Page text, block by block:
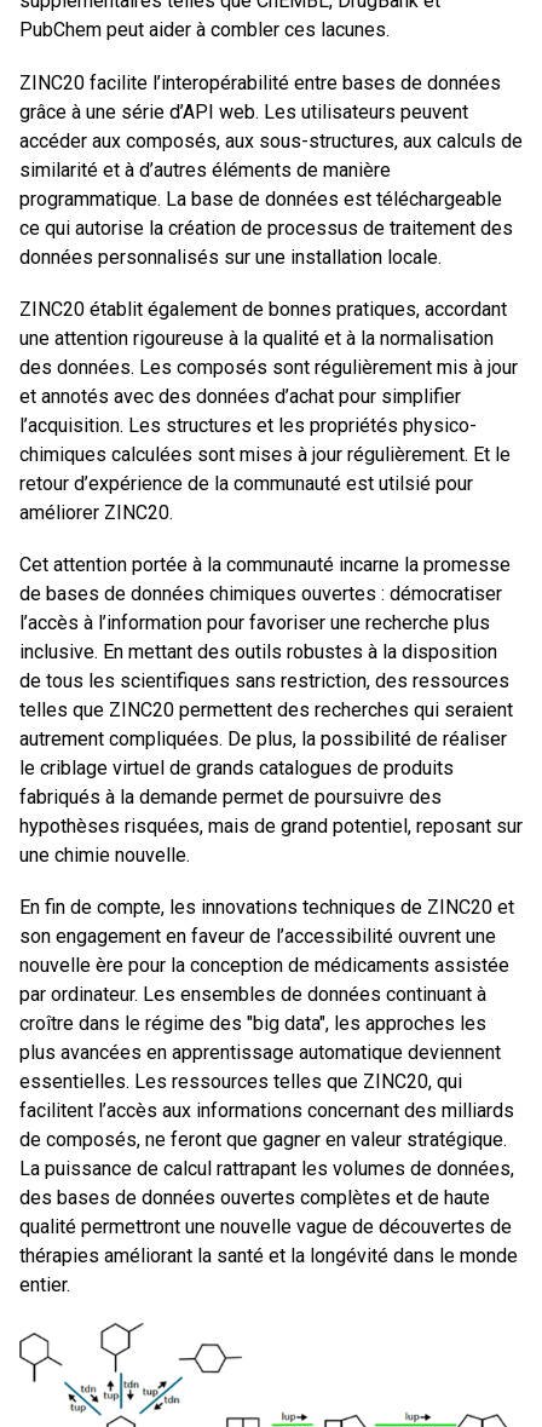
PubChem peut aider à combler ces lacunes.
ZINC20 facilite l’interopérabilité entre bases de données
grâce à une série d’API web. Les utilisateurs peuvent
accéder aux composés, aux sous-structures, aux calculs de
similarité et à d’autres éléments de manière
programmatique. La base de données est téléchargeable
ce qui autorise la création de processus de traitement des
données personnalisés sur une installation locale.
ZINC20 établit également de bonnes pratiques, accordant
une attention rigoureuse à la qualité et à la normalisation
des données. Les composés sont régulièrement mis à jour
et annotés avec des données d’achat pour simplifier
l’acquisition. Les structures et les propriétés physico-
chimiques calculées sont mises à jour régulièrement. Et le
retour d’expérience de la communauté est utilsié pour
améliorer ZINC20.
Cet attention portée à la communauté incarne la promesse
de bases de données chimiques ouvertes : démocratiser
l’accès à l’information pour favoriser une recherche plus
inclusive. En mettant des outils robustes à la disposition
de tous les scientifiques sans restriction, des ressources
telles que ZINC20 permettent des recherches qui seraient
autrement compliquées. De plus, la possibilité de réaliser
le criblage virtuel de grands catalogues de produits
fabriqués à la demande permet de poursuivre des
hypothèses risquées, mais de grand potentiel, reposant sur
une chimie nouvelle.
En fin de compte, les innovations techniques de ZINC20 et
son engagement en faveur de l’accessibilité ouvrent une
nouvelle ère pour la conception de médicaments assistée
par ordinateur. Les ensembles de données continuant à
croître dans le régime des "big data", les approches les
plus avancées en apprentissage automatique deviennent
essentielles. Les ressources telles que ZINC20, qui
facilitent l’accès aux informations concernant des milliards
de composés, ne feront que gagner en valeur stratégique.
La puissance de calcul rattrapant les volumes de données,
des bases de données ouvertes complètes et de haute
qualité permettront une nouvelle vague de découvertes de
thérapies améliorant la santé et la longévité dans le monde
entier.